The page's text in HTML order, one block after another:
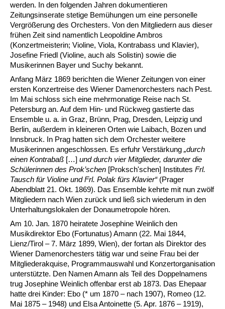
werden. In den folgenden Jahren dokumentieren
Zeitungsinserate stetige Bemühungen um eine personelle
Vergrößerung des Orchesters. Von den Mitgliedern aus dieser
frühen Zeit sind namentlich Leopoldine Ambros
(Konzertmeisterin; Violine, Viola, Kontrabass und Klavier),
Josefine Friedl (Violine, auch als Solistin) sowie die
Musikerinnen Bayer und Suchy bekannt.
Anfang März 1869 berichten die Wiener Zeitungen von einer
ersten Konzertreise des Wiener Damenorchesters nach Pest.
Im Mai schloss sich eine mehrmonatige Reise nach St.
Petersburg an. Auf dem Hin- und Rückweg gastierte das
Ensemble u. a. in Graz, Brünn, Prag, Dresden, Leipzig und
Berlin, außerdem in kleineren Orten wie Laibach, Bozen und
Innsbruck. In Prag hatten sich dem Orchester weitere
Musikerinnen angeschlossen. Es erfuhr Verstärkung „durch
einen Kontrabaß […] und durch vier Mitglieder, darunter die
Schülerinnen des Prok’schen [Proksch'schen] Institutes Frl.
Tausch für Violine und Frl. Polak fürs Klavier“(Prager
Abendblatt 21. Okt. 1869). Das Ensemble kehrte mit nun zwölf
Mitgliedern nach Wien zurück und ließ sich wiederum in den
Unterhaltungslokalen der Donaumetropole hören.
Am 10. Jan. 1870 heiratete Josephine Weinlich den
Musikdirektor Ebo (Fortunatus) Amann (22. Mai 1844,
Lienz/Tirol – 7. März 1899, Wien), der fortan als Direktor des
Wiener Damenorchesters tätig war und seine Frau bei der
Mitgliederakquise, Programmauswahl und Konzertorganisation
unterstützte. Den Namen Amann als Teil des Doppelnamens
trug Josephine Weinlich offenbar erst ab 1873. Das Ehepaar
hatte drei Kinder: Ebo (* um 1870 – nach 1907), Romeo (12.
Mai 1875 – 1948) und Elsa Antoinette (5. Apr. 1876 – 1919),